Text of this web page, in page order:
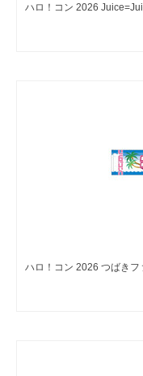
ハロ！コン 2026
ハロ！コン 2026 つばき